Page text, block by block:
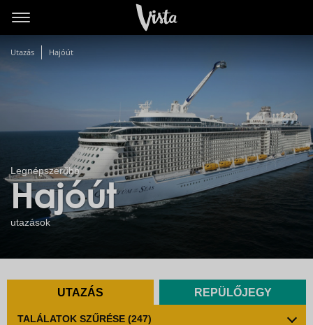
Utazás Hajóút
Legnépszerűbb
Hajóút
utazások
UTAZÁS REPÜLŐJEGY
TALÁLATOK SZŰRÉSE (247)